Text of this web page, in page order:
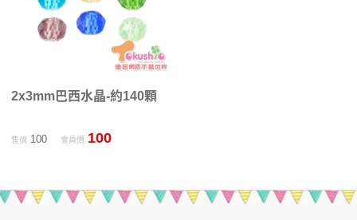
2x3mm巴西水晶-約140顆
售價100 會員價 100